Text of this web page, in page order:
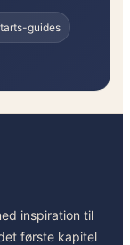
guides
inspiration til
første kapitel